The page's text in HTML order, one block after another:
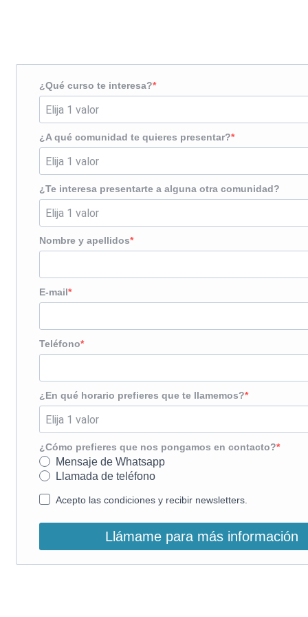
¿Qué curso te interesa?
¿A qué comunidad te quieres presentar?
¿Te interesa presentarte a alguna otra comunidad?
Nombre y apellidos
E-mail
Teléfono
¿En qué horario prefieres que te llamemos?
¿Cómo prefieres que nos pongamos en contacto?
Mensaje de Whatsapp
Llamada de teléfono
Acepto las condiciones y recibir newsletters.
Llámame para más información